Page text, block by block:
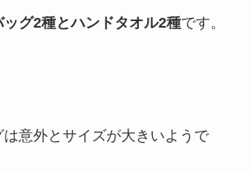
ッグ2種とハンドタオル2種です。
は意外とサイズが大きいようで